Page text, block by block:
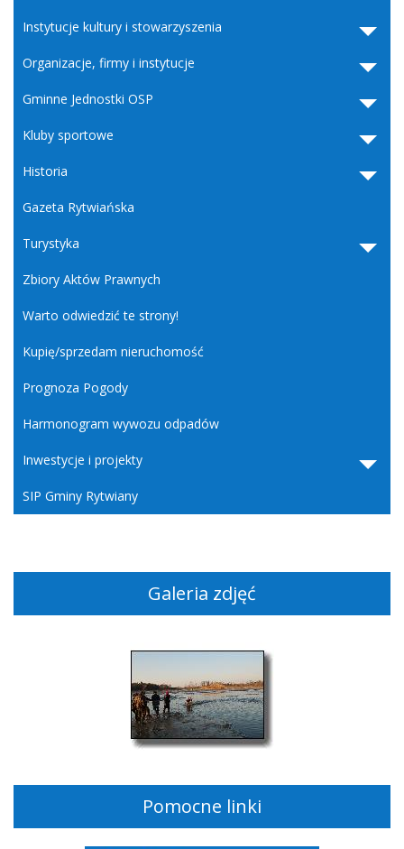
Instytucje kultury i stowarzyszenia
Organizacje, firmy i instytucje
Gminne Jednostki OSP
Kluby sportowe
Historia
Gazeta Rytwiańska
Turystyka
Zbiory Aktów Prawnych
Warto odwiedzić te strony!
Kupię/sprzedam nieruchomość
Prognoza Pogody
Harmonogram wywozu odpadów
Inwestycje i projekty
SIP Gminy Rytwiany
Galeria zdjęć
Pomocne linki